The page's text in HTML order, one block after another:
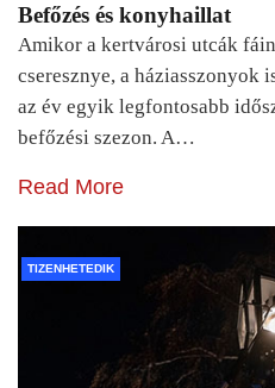
Befőzés és konyhaillat
Amikor a kertvárosi utcák
cseresznye, a háziasszonyok
az év egyik legfontosabb
befőzési szezon. A…
Read More
TIZENHETEDIK